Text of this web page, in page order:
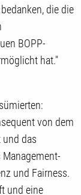
die die
BOPP-
hat."
von dem
das
und Fairness.
und eine